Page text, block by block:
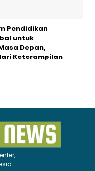
Pendidikan
untuk
Depan,
Keterampilan